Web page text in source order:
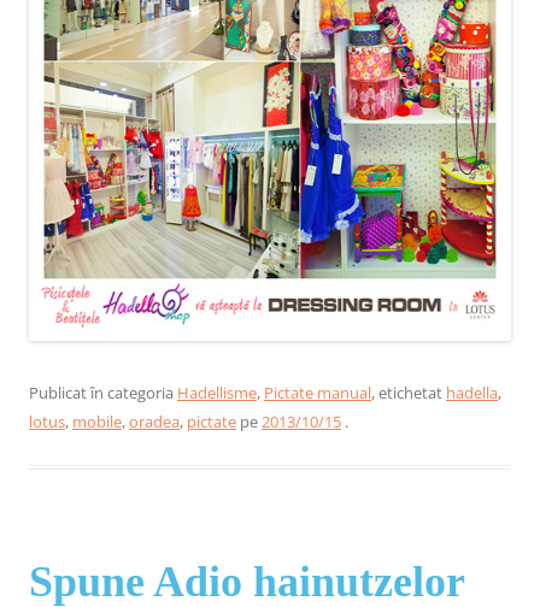
Publicat în categoria Hadellisme, Pictate manual, etichetat hadella,
lotus, mobile,oradea, pictate pe2013/10/15 .
Spune Adio hainutzelor